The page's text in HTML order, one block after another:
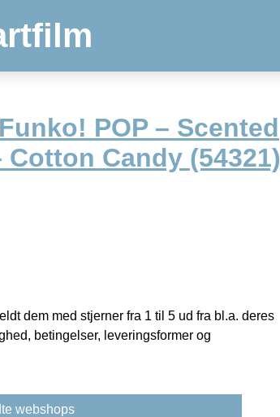
Funko! POP – Scented
Candy (54321)
dem med stjerner fra 1 til 5 ud fra bl.a. deres
betingelser, leveringsformer og
webshops